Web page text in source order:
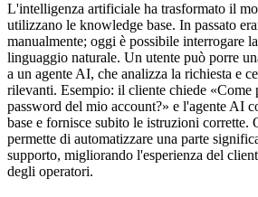
L'intelligenza artificiale ha trasformato il
utilizzano le knowledge base. In passato
manualmente; oggi è possibile interrogare
linguaggio naturale. Un utente può porre
a un agente AI, che analizza la richiesta e
rilevanti. Esempio: il cliente chiede «Come
password del mio account?» e l'agente AI
base e fornisce subito le istruzioni corrette.
permette di automatizzare una parte
supporto, migliorando l'esperienza del
degli operatori.